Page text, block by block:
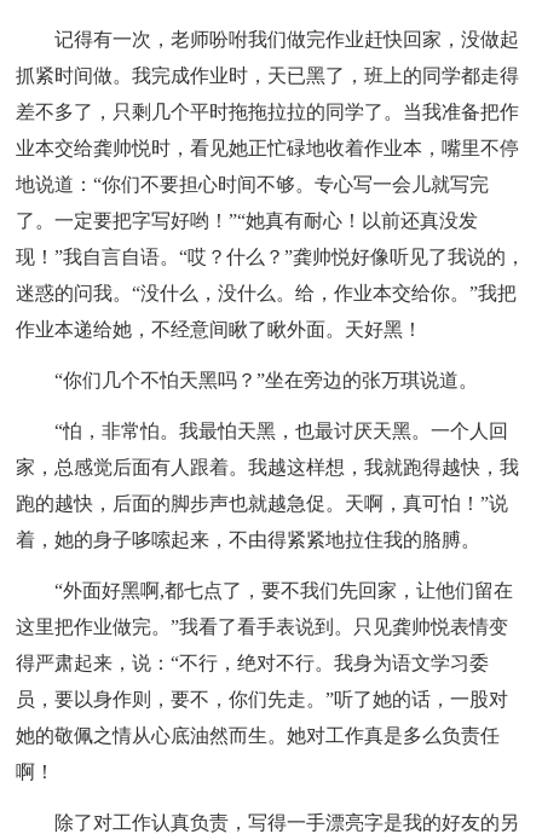
记得有一次，老师吩咐我们做完作业赶快回家，没做起
抓紧时间做。我完成作业时，天已黑了，班上的同学都走得
差不多了，只剩几个平时拖拖拉拉的同学了。当我准备把作
业本交给龚帅悦时，看见她正忙碌地收着作业本，嘴里不停
地说道：“你们不要担心时间不够。专心写一会儿就写完
了。一定要把字写好哟！”“她真有耐心！以前还真没发
现！”我自言自语。“哎？什么？”龚帅悦好像听见了我说的，
迷惑的问我。“没什么，没什么。给，作业本交给你。”我把
作业本递给她，不经意间瞅了瞅外面。天好黑！
“你们几个不怕天黑吗？”坐在旁边的张万琪说道。
“怕，非常怕。我最怕天黑，也最讨厌天黑。一个人回
家，总感觉后面有人跟着。我越这样想，我就跑得越快，我
跑的越快，后面的脚步声也就越急促。天啊，真可怕！”说
着，她的身子哆嗦起来，不由得紧紧地拉住我的胳膊。
“外面好黑啊,都七点了，要不我们先回家，让他们留在
这里把作业做完。”我看了看手表说到。只见龚帅悦表情变
得严肃起来，说：“不行，绝对不行。我身为语文学习委
员，要以身作则，要不，你们先走。”听了她的话，一股对
她的敬佩之情从心底油然而生。她对工作真是多么负责任
啊！
除了对工作认真负责，写得一手漂亮字是我的好友的另